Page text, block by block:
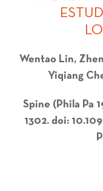
Wentao Lin,
Yiqiang
Spine (Phila Pa
1302. doi: